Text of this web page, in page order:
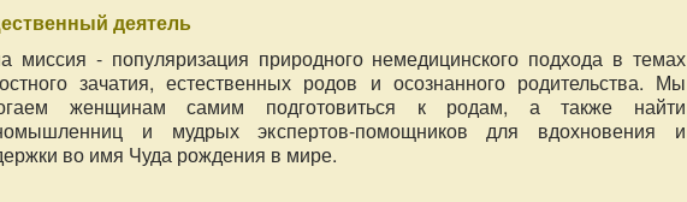
деятель
миссия - популяризация природного немедицинского подхода в темах
зачатия, естественных родов и осознанного родительства. Мы
женщинам самим подготовиться к родам, а также найти
и мудрых экспертов-помощников для вдохновения и
во имя Чуда рождения в мире.